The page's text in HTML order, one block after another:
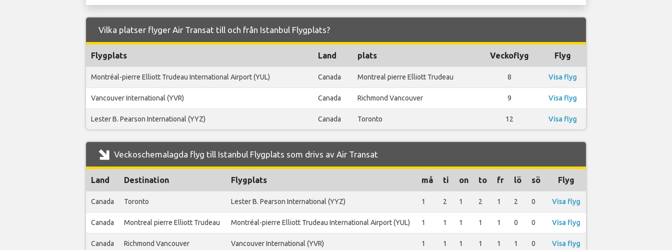
Vilka platser flyger Air Transat till och från Istanbul Flygplats?
Flygplats Land plats Veckoflyg Flyg
Montréal-pierre Elliott Trudeau International Airport (YUL) Canada Montreal pierre Elliott Trudeau 8 Visa flyg
Vancouver International (YVR) Canada Richmond Vancouver 9 Visa flyg
Lester B. Pearson International (YYZ) Canada Toronto 12 Visa flyg
Veckoschemalagda flyg till Istanbul Flygplats som drivs av Air Transat
Land Destination Flygplats må ti on to fr lö sö Flyg
Canada Toronto Lester B. Pearson International (YYZ) 1 2 1 2 1 2 0 Visa flyg
Canada Montreal pierre Elliott Trudeau Montréal-pierre Elliott Trudeau International Airport (YUL) 1 1 1 1 1 0 0 Visa flyg
Canada Richmond Vancouver Vancouver International (YVR) 1 1 1 1 1 1 0 Visa flyg